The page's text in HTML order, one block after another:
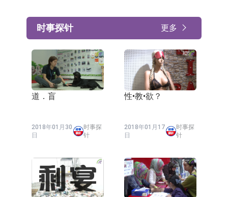
时事探针 更多
道．盲
2018年01月30
日
时事探
针
性•教•欲？
2018年01月17
日
时事探
针